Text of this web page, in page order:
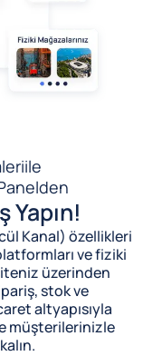
ile
Yapın!
Kanal) özellikleri
ve fiziki
üzerinden
stok ve
altyapısıyla
müşterilerinizle